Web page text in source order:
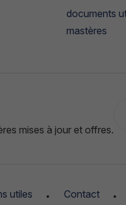
documents
mastères
mises à jour et offres.
utiles Contact